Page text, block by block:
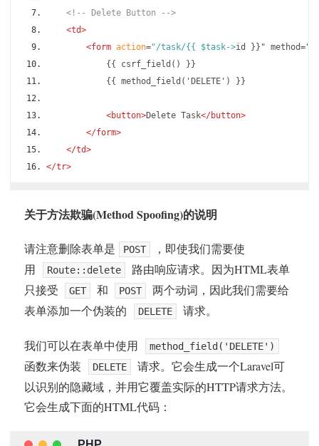
<!-- Delete Button -->
<td>
<form action="/task/{{ $task->id }}"
            {{ csrf_field() }}
            {{ method_field('DELETE') }}
<button>Delete Task</button>
</form>
</td>
</tr>
关于方法欺骗(Method Spoofing)的说明
请注意删除表单是 POST
，即使我们需要使
用
Route::delete
路由响应请求。因为HTML表单
只接受
GET 和 POST
两个动词，因此我们需要给
表单添加一个伪装的
DELETE 请求。
我们可以在表单中使用 method_field('DELETE')
函数来伪装 DELETE
请求。它会生成一个Laravel可
以识别的隐藏域，并用它覆盖实际的HTTP请求方法。
它会生成下面的HTML代码：